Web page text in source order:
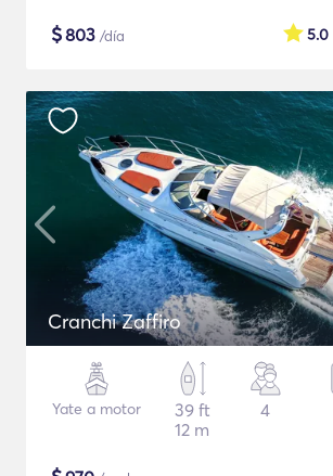
$803 /día 5.0
Cranchi Zaffiro
Yate a motor
39 ft
12 m
4